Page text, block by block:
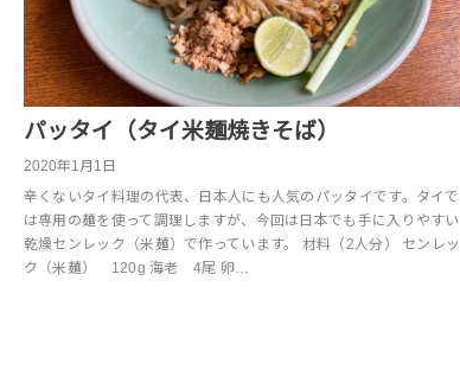
パッタイ（タイ米麺焼きそば）
2020年1月1日
辛くないタイ料理の代表、日本人にも人気のパッタイです。タイで
は専用の麺を使って調理しますが、今回は日本でも手に入りやすい
乾燥センレック（米麺）で作っています。 材料（2人分） センレッ
ク（米麺） 120g 海老 4尾 卵…